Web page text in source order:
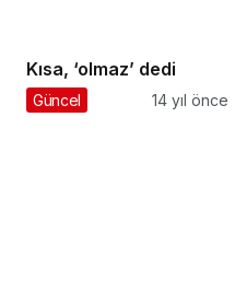
Kısa, ‘olmaz’ dedi
Güncel 14 yıl önce